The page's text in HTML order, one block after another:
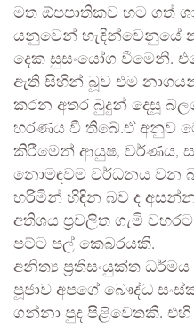
මත ඕපපාතිකව හට ගත්
යනුවෙන් හැඳින්වෙනුයේ
දෙක සුසංයෝග වීමෙනි.
ඇති සිහින් බූව එම
කරන අතර බුදුන් දෙසූ
හරණය වී තිබේ.ඒ අනුව
කිරීමෙන් ආයුෂ, වර්ණය,
නොමඳවම වර්ධනය වන
හරිමින් හිඳින බව ද
අතිශය ප්‍රචලිත ගැමි
පට්ට පල් කෙබරයකි.
අනිත්‍ය ප්‍රතිසංයුක්ත
පූජාව අපගේ බෞද්ධ
ගන්නා පුද පිළිවෙතකි.